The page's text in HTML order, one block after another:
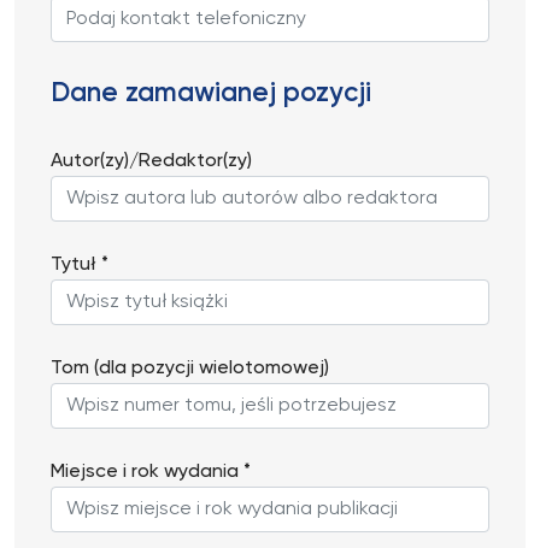
Dane zamawianej pozycji
Autor(zy)/Redaktor(zy)
Tytuł *
Tom (dla pozycji wielotomowej)
Miejsce i rok wydania *